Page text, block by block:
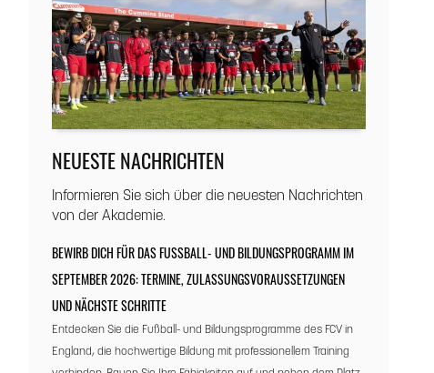
NEUESTE NACHRICHTEN
Informieren Sie sich über die neuesten Nachrichten
von der Akademie.
BEWIRB DICH FÜR DAS FUSSBALL- UND BILDUNGSPROGRAMM IM S
EPTEMBER 2026: TERMINE, ZULASSUNGSVORAUSSETZUNGEN U
ND NÄCHSTE SCHRITTE
Entdecken Sie die Fußball- und Bildungsprogramme des FCV in
England, die hochwertige Bildung mit professionellem Training